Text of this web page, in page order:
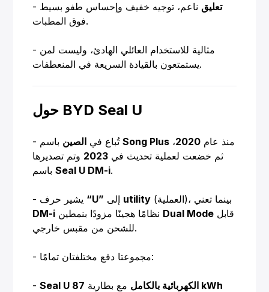
- تعليقناعم، توجيه خفيف وإحساس طفو بسيط
فوق المطبات.
- مثالية للاستخدام العائلي الهادئ، وليست لمن
يستمتعون بالقيادة السريعة في المنعطفات.
حول BYD Seal U
- تُباع في الصين باسمSong Plus منذ عام 2020،
ثم خضعت لعملية تحديث في 2023 وتم تصديرها
باسمSeal U DM-i.
“U” utility
(العملية)، بينما تعني
DM-i
Dual Mode
للشحن من مقبس خارجي.
- مجموعتا دفع مختلفتان تمامًا:
- Seal U الكهربائية بالكامل مع بطارية
87 kWh